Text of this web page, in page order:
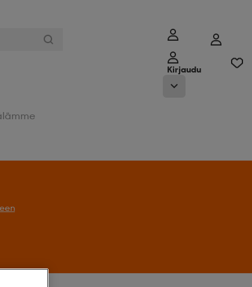
Kirjaudu